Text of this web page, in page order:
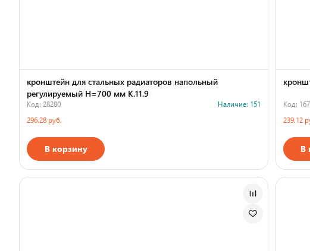
кронштейн для стальных радиаторов напольный
регулируемый H=700 мм К.11.9
Код: 28280
Наличие: 151
296.28 руб.
В корзину
Код:
239.12
В